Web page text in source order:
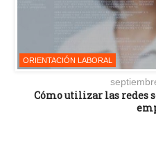
ORIENTACIÓN LABORAL
Cómo utilizar las redes